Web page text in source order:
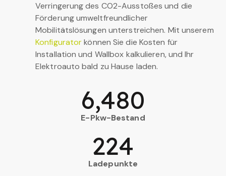
Verringerung des CO2-Ausstoßes und die
Förderung umweltfreundlicher
Mobilitätslösungen unterstreichen. Mit unserem
Konfiguratorkönnen Sie die Kosten für
Installation und Wallbox kalkulieren, und Ihr
Elektroauto bald zu Hause laden.
E-Pkw-Bestand
6,480
Ladepunkte
224